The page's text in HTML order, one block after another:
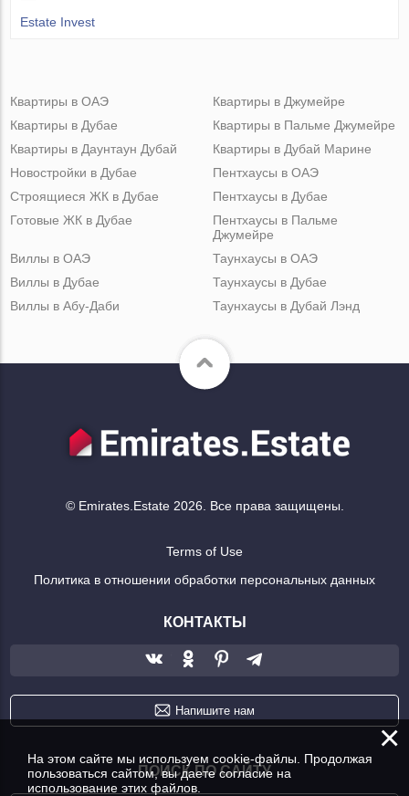
Estate Invest
Квартиры в ОАЭ
Квартиры в Дубае
Квартиры в Даунтаун Дубай
Квартиры в Джумейре
Квартиры в Пальме Джумейре
Квартиры в Дубай Марине
Новостройки в Дубае
Строящиеся ЖК в Дубае
Готовые ЖК в Дубае
Пентхаусы в ОАЭ
Пентхаусы в Дубае
Пентхаусы в Пальме
Джумейре
Виллы в ОАЭ
Виллы в Дубае
Виллы в Абу-Даби
Таунхаусы в ОАЭ
Таунхаусы в Дубае
Таунхаусы в Дубай Лэнд
© Emirates.Estate 2026. Все права защищены.
Terms of Use
Политика в отношении обработки персональных данных
КОНТАКТЫ
Напишите нам
ПОИСК ПО САЙТУ
×
На этом сайте мы используем cookie-файлы. Продолжая
пользоваться сайтом, вы даете согласие на
использование этих файлов.